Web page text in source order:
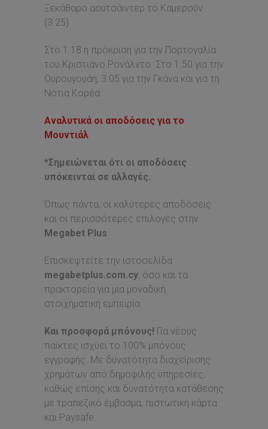
Ξεκάθαρο αουτσάιντερ το Καμερούν
(3.25).
Στο 1.18 η πρόκριση για την Πορτογαλία
του Κριστιάνο Ρονάλντο. Στο 1.50 για την
Ουρουγουάη, 3.05 για την Γκάνα και για τη
Νότια Κορέα.
Αναλυτικά οι αποδόσεις για το
Μουντιάλ
*Σημειώνεται ότι οι αποδόσεις
υπόκεινται σε αλλαγές.
Όπως πάντα, οι καλύτερες αποδόσεις
και οι περισσότερες επιλογές στην
Megabet Plus.
Επισκεφτείτε την ιστοσελίδα
megabetplus.com.cy, όσο και τα
πρακτορεία για μια μοναδική
στοιχηματική εμπειρία.
Και προσφορά μπόνους! Για νέους
παίκτες ισχύει το 100% μπόνους
εγγραφής. Με δυνατότητα διαχείρισης
χρημάτων από δημοφιλής υπηρεσίες,
καθώς επίσης και δυνατότητα κατάθεσης
με τραπεζικό έμβασμα, πιστωτική κάρτα
και Paysafe.